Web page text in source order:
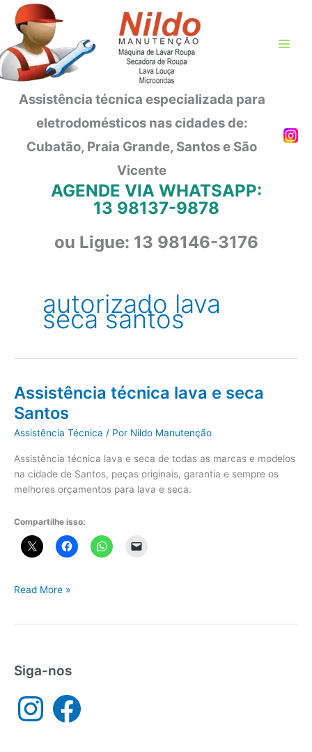
para
conteúdo
Assistência técnica especializada para
eletrodomésticos nas cidades de:
Cubatão, Praia Grande, Santos e São
Vicente
AGENDE VIA WHATSAPP:
13 98137-9878
ou Ligue: 13 98146-3176
autorizado lava
seca santos
Assistência técnica lava e seca
Santos
Assistência Técnica / Por Nildo Manutenção
Assistência técnica lava e seca de todas as marcas e modelos
na cidade de Santos, peças originais, garantia e sempre os
melhores orçamentos para lava e seca.
Compartilhe isso:
Assistência
Santos
Read More »
Siga-nos
n
a
c